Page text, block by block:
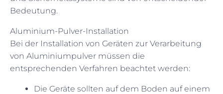
Bedeutung.
Aluminium-Pulver-Installation
Bei der Installation von Geräten zur Verarbeitung
von Aluminiumpulver müssen die
entsprechenden Verfahren beachtet werden:
Die Geräte sollten auf dem Boden auf einem